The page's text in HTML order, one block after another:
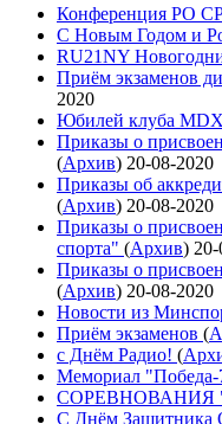
Конференция РО
С Новым Годом и
RU21NY
Приём экзаменов
2020
Юбилей клуба
Приказы о
(Архив) 20-08-2020
Приказы об
(Архив) 20-08-2020
Приказы о
спорта" (Архив)
Приказы о
(Архив) 20-08-2020
Новости из
Приём экзаменов (
с Днём Радио! (
Мемориал "Победа-
СОРЕВНОВАНИЯ
С Днём Защитника